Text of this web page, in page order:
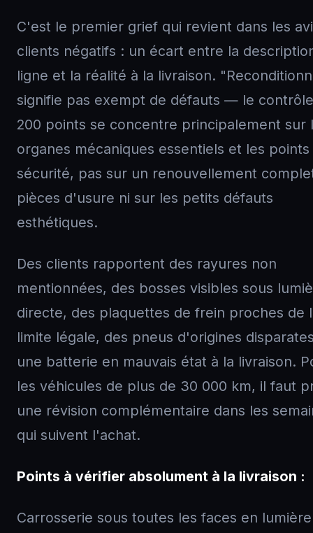
C'est le premier grief qui revient dans les
clients négatifs : un écart entre la
ligne et la réalité à la livraison.
signifie pas exempt de défauts — le
200 points se concentre principalement sur
organes mécaniques essentiels et les points
sécurité, pas sur un renouvellement
pièces d'usure ni sur les petits défauts
esthétiques.
Des clients rapportent des rayures non
mentionnées, des bosses visibles sous
directe, des plaquettes de frein proches de
limite légale, des pneus d'origines
une batterie en mauvais état à la livraison.
les véhicules de plus de 30 000 km, il faut
une révision complémentaire dans les
qui suivent l'achat.
Points à vérifier absolument à la livraison :
Carrosserie sous toutes les faces en lumière